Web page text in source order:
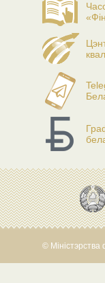
© Міністэрства